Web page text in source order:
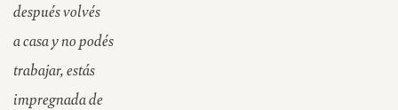
después volvés
a casa y no podés
trabajar, estás
impregnada de